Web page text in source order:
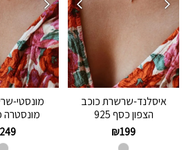
איסלנד-שרשרת כוכב
הצפון כסף 925
₪199
מונסטי-
מונסטרה